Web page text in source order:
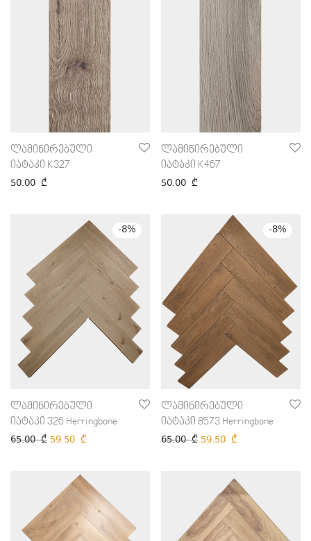
ლამინირებული
იატაკი K327
50.00 ₾
ლამინირებული
იატაკი K467
50.00 ₾
-8%
ლამინირებული
იატაკი 326 Herringbone
65.00₾ 59.50 ₾
-8%
ლამინირებული
იატაკი 8573 Herringbone
65.00₾ 59.50 ₾